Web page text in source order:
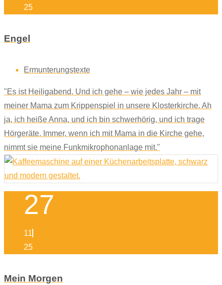
25
Engel
Ermunterungstexte
"Es ist Heiligabend. Und ich gehe – wie jedes Jahr – mit
meiner Mama zum Krippenspiel in unsere Klosterkirche. Ah
ja, ich heiße Anna, und ich bin schwerhörig, und ich trage
Hörgeräte. Immer, wenn ich mit Mama in die Kirche gehe,
nimmt sie meine Funkmikrophonanlage mit."
27
11
25
Mein Morgen